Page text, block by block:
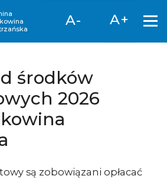
A- A+
środków
2026
są zobowiązani opłacać